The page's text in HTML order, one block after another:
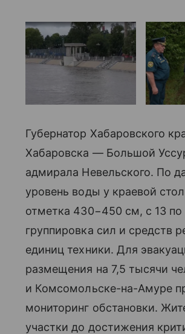
Губернатор Хабаровского
Хабаровска — Большой
адмирала Невельского. По
уровень воды у краевой
отметка 430−450 см, с 13
группировка сил и средств
единиц техники. Для
размещения на 7,5 тысячи
и Комсомольске-на-Амуре
мониторинг обстановки.
участки до достижения